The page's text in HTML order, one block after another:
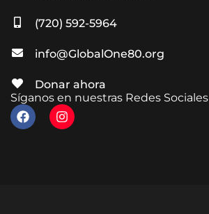
(720) 592-5964
info@GlobalOne80.org
Donar ahora
Síganos en nuestras Redes Sociales